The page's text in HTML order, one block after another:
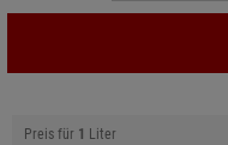
Preis für 1 Liter